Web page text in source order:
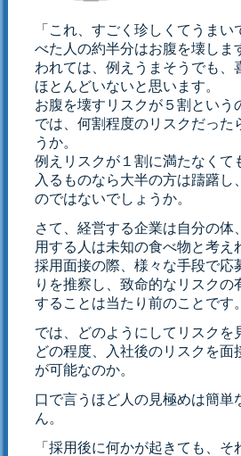
「これ、すごく珍しくてうま
べた人の約半分はお腹を壊しま
われては、例えうまそうでも、
ほとんどいないと思います。
お腹を壊すリスクが５割という
では、何割程度のリスクだった
うか。
例えリスクが１割に満たなくて
入るものなら大半の方は躊躇し
のではないでしょうか。
さて、経営する企業は自分の体
用する人は未知の食べ物と考え
採用面接の際、様々な手段で応
りを推察し、致命的なリスクの
することは当たり前のことです。
では、どのようにしてリスクを
どの程度、入社後のリスクを面
が可能なのか。
口で言うほど人の見極めは簡単
ん。
「採用後に何かが起きても、